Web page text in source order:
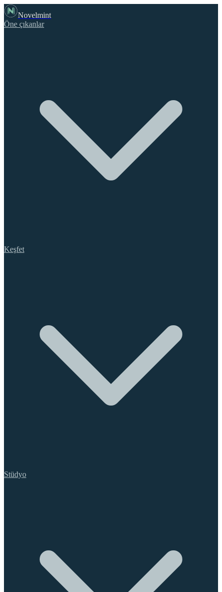
Novelmint
Öne çıkanlar
Keşfet
Stüdyo